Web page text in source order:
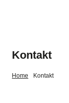
Kontakt
Home Kontakt